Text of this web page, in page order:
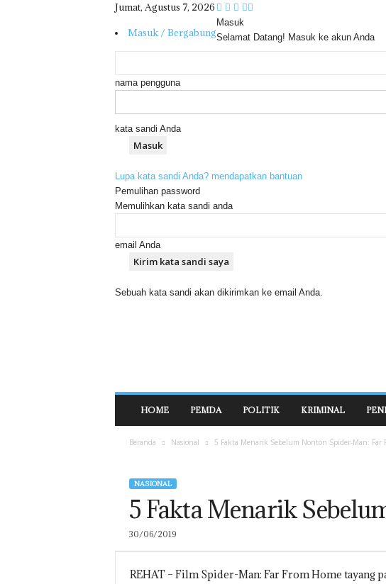
Jumat, Agustus 7, 2026
Masuk / Bergabung
Masuk
Selamat Datang! Masuk ke akun Anda
nama pengguna
kata sandi Anda
Lupa kata sandi Anda? mendapatkan bantuan
Pemulihan password
Memulihkan kata sandi anda
email Anda
Sebuah kata sandi akan dikirimkan ke email Anda.
HOME PEMDA POLITIK KRIMINAL
Beranda Nasional 5 Fakta Menarik Sebelum Nonton Spider-Man: Far
NASIONAL
5 Fakta Menarik
30/06/2019
REHAT – Film Spider-Man: Far From Home tayang